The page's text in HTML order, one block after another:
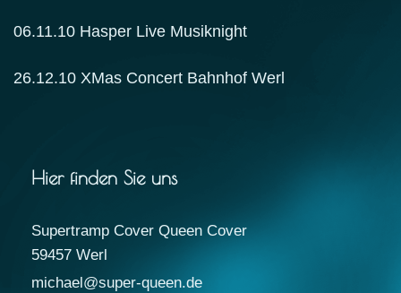
06.11.10 Hasper Live Musiknight
26.12.10 XMas Concert Bahnhof Werl
Hier finden Sie uns
Supertramp Cover Queen Cover
59457 Werl
michael@super-queen.de